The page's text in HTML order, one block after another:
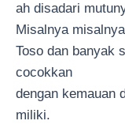
ah disadari
Misalnya
Toso dan banyak
cocokkan
dengan kemauan
miliki.